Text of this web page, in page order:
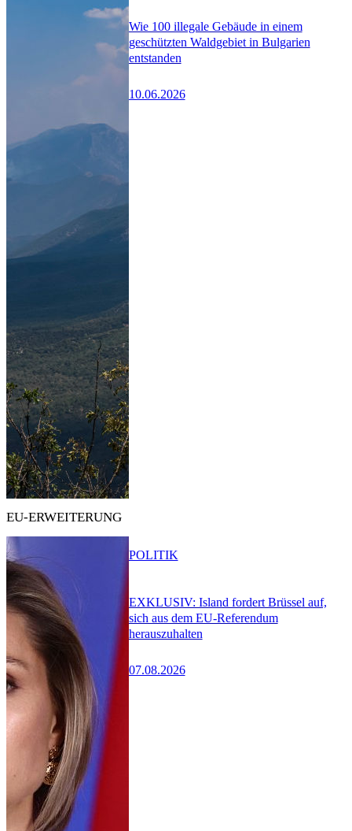
Wie 100 illegale Gebäude in einem
geschützten Waldgebiet in Bulgarien
entstanden
10.06.2026
EU-ERWEITERUNG
EXKLUSIV: Island fordert Brüssel auf,
sich aus dem EU-Referendum
herauszuhalten
07.08.2026
POLITIK